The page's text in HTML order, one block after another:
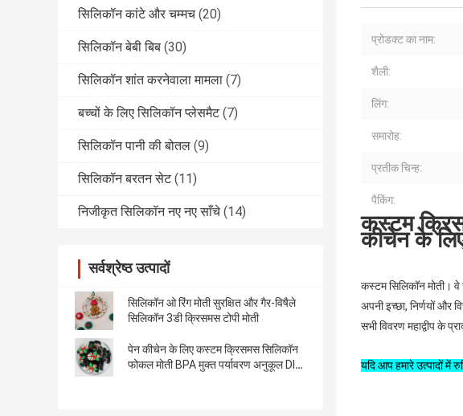
सिलिकॉन कांटे और चम्मच (20)
सिलिकॉन बेबी बिब (30)
सिलिकॉन शांत करनेवाला मामला (7)
बच्चों के लिए सिलिकॉन प्लेसमैट (7)
सिलिकॉन पानी की बोतल (9)
सिलिकॉन बरतन सेट (11)
निजीकृत सिलिकॉन नए नए साँचे (14)
सर्वश्रेष्ठ उत्पादों
सिलिकॉन ओ रिंग मोती सुरक्षित और गैर-विषैले
सिलिकॉन 3डी क्रिसमस टोपी मोती
पेन कीचेन के लिए कस्टम क्रिसमस सिलिकॉन
फोकल मोती BPA मुक्त पर्यावरण अनुकूल DIY
प्रोडक्ट का नाम:
शैली:
लिंग:
समारोह:
प्रतीक चिन्ह:
पैकिंग:
कस्टम
कीचेन के
कस्टम सिलिकॉन मोती।
अपनी इच्छा, निर्णयों और
सभी विवरण महाद्वीप के
यदि आप हमारे उत्पादों